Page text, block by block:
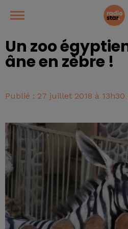
Un zoo
âne en zèbre !
Publié : 27 juillet 2018 à